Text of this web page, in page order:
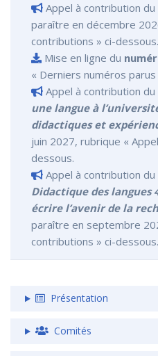
Appel à contribution du
paraître en décembre
contributions » ci-dessous.
Mise en ligne du
« Derniers numéros
Appel à contribution du
une langue à
didactiques et
juin 2027, rubrique «
dessous.
Appel à contribution du
Didactique des langues
écrire l’avenir de la
paraître en septembre
contributions » ci-dessous.
Présentation
Comités